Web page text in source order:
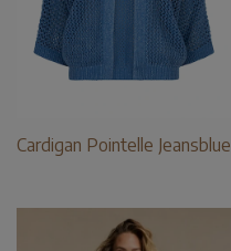
Cardigan Pointelle Jeansblue